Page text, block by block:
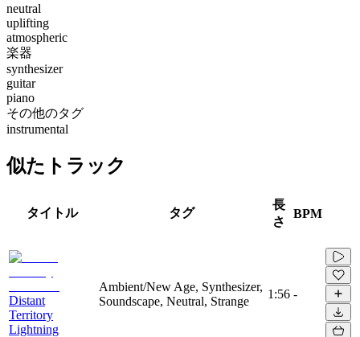
neutral
uplifting
atmospheric
楽器
synthesizer
guitar
piano
その他のタグ
instrumental
似たトラック
タイトル タグ
長
さ
BPM
Distant
Territory
Lightning
Ambient/New Age, Synthesizer,
Soundscape, Neutral, Strange
1:56 -